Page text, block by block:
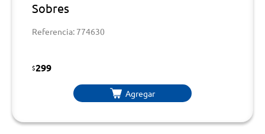
Sobres
Referencia: 774630
$299
Agregar